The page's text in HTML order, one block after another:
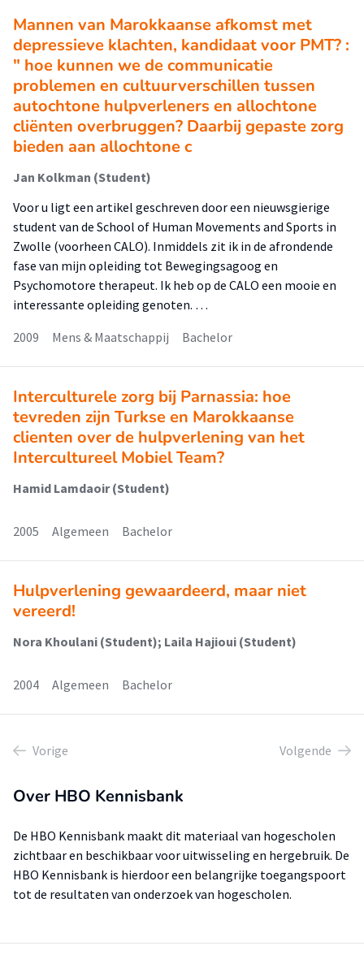
Mannen van Marokkaanse afkomst met
depressieve klachten, kandidaat voor PMT? :
" hoe kunnen we de communicatie
problemen en cultuurverschillen tussen
autochtone hulpverleners en allochtone
cliënten overbruggen? Daarbij gepaste zorg
bieden aan allochtone c
Jan Kolkman (Student)
Voor u ligt een artikel geschreven door een nieuwsgierige
student van de School of Human Movements and Sports in
Zwolle (voorheen CALO). Inmiddels zit ik in de afrondende
fase van mijn opleiding tot Bewegingsagoog en
Psychomotore therapeut. Ik heb op de CALO een mooie en
interessante opleiding genoten. …
2009
Mens & Maatschappij Bachelor
Interculturele zorg bij Parnassia: hoe
tevreden zijn Turkse en Marokkaanse
clienten over de hulpverlening van het
Intercultureel Mobiel Team?
Hamid Lamdaoir (Student)
2005 Algemeen Bachelor
Hulpverlening gewaardeerd, maar niet
vereerd!
Nora Khoulani (Student); Laila Hajioui (Student)
2004 Algemeen Bachelor
Vorige Volgende
Over HBO Kennisbank
De HBO Kennisbank maakt dit materiaal van hogescholen
zichtbaar en beschikbaar voor uitwisseling en hergebruik. De
HBO Kennisbank is hierdoor een belangrijke toegangspoort
tot de resultaten van onderzoek van hogescholen.